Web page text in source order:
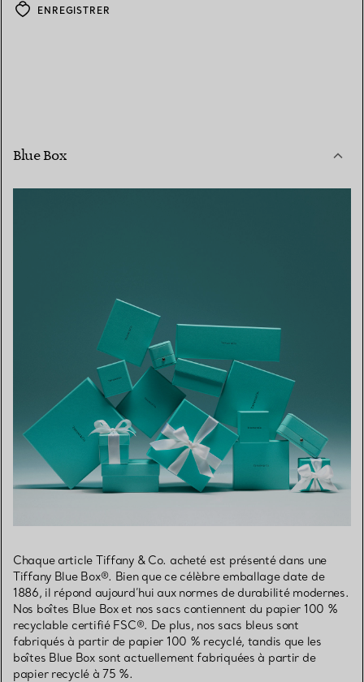
ENREGISTRER
Blue Box
Chaque article Tiffany & Co. acheté est présenté dans une
Tiffany Blue Box®. Bien que ce célèbre emballage date de
1886, il répond aujourd’hui aux normes de durabilité modernes.
Nos boîtes Blue Box et nos sacs contiennent du papier 100 %
recyclable certifié FSC®. De plus, nos sacs bleus sont
fabriqués à partir de papier 100 % recyclé, tandis que les
boîtes Blue Box sont actuellement fabriquées à partir de
papier recyclé à 75 %.